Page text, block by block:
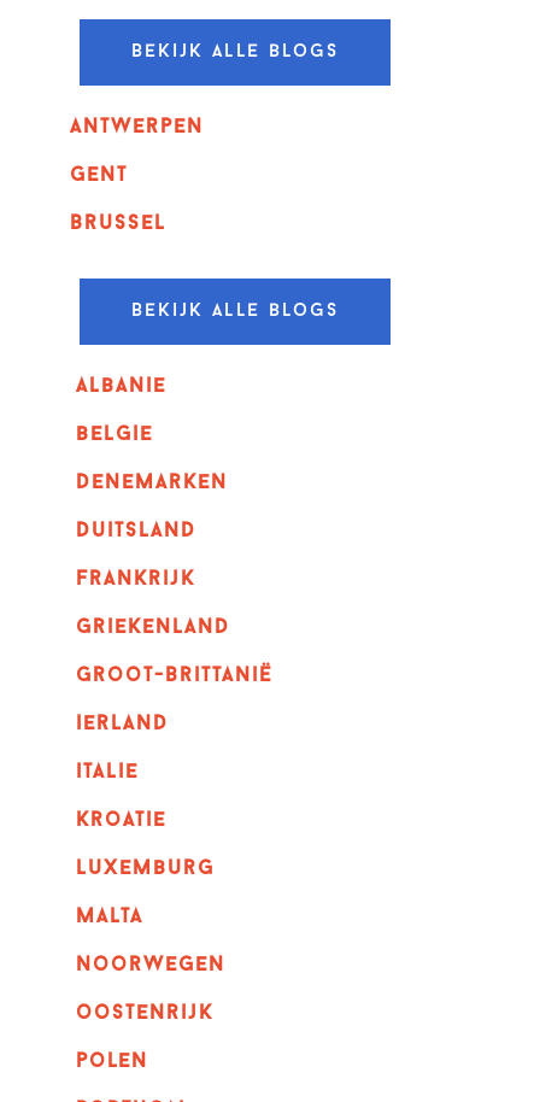
Bekijk alle blogs
Antwerpen
GENT
Brussel
Bekijk alle blogs
albanie
belgie
denemarken
duitsland
frankrijk
griekenland
Groot-Brittanië
ierland
italie
kroatie
luxemburg
malta
noorwegen
oostenrijk
polen